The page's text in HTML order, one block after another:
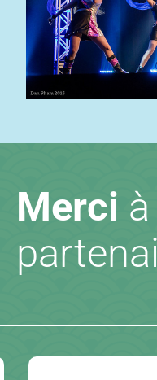
Merci